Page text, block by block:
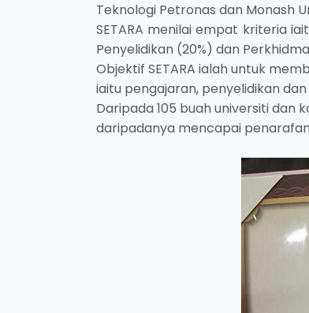
Teknologi Petronas dan Monash
SETARA menilai empat kriteria
Penyelidikan (20%) dan
Objektif SETARA ialah untuk
iaitu pengajaran, penyelidikan
Daripada 105 buah universiti dan
daripadanya mencapai